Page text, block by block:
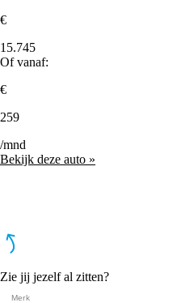
€
15.745
Of vanaf:
€
259
/mnd
Bekijk deze auto »
Zie jij jezelf al zitten?
Merk